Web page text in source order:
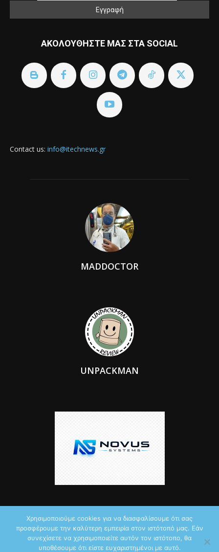
ΑΚΟΛΟΥΘΗΣΤΕ ΜΑΣ ΣΤΑ SOCIAL
Contact us: info@itechnews.gr
MADDOCTOR
UNPACKMAN
© 2026 by iTechNews.gr
Χρησιμοποιούμε cookies για να διασφαλίσουμε ότι σας
προσφέρουμε την καλύτερη εμπειρία στον ιστότοπό μας. Εάν
συνεχίσετε να χρησιμοποιείτε αυτόν τον ιστότοπο, θα
υποθέσουμε ότι είστε ευχαριστημένοι με αυτό.